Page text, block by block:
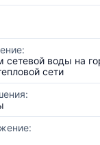
сетевой воды на
сети